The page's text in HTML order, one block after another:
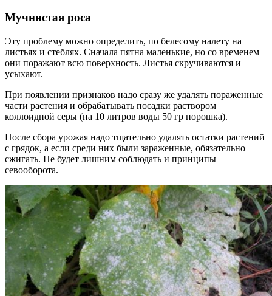
Мучнистая роса
Эту проблему можно определить, по белесому налету на
листьях и стеблях. Сначала пятна маленькие, но со временем
они поражают всю поверхность. Листья скручиваются и
усыхают.
При появлении признаков надо сразу же удалять пораженные
части растения и обрабатывать посадки раствором
коллоидной серы (на 10 литров воды 50 гр порошка).
После сбора урожая надо тщательно удалять остатки растений
с грядок, а если среди них были зараженные, обязательно
сжигать. Не будет лишним соблюдать и принципы
севооборота.